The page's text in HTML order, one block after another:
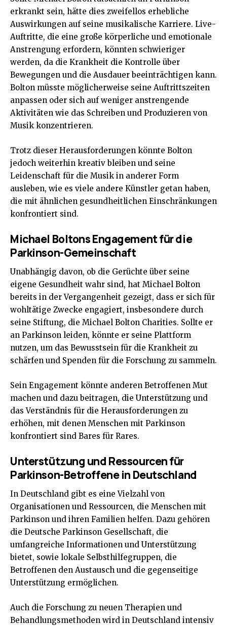
erkrankt sein, hätte dies zweifellos erhebliche
Auswirkungen auf seine musikalische Karriere. Live-
Auftritte, die eine große körperliche und emotionale
Anstrengung erfordern, könnten schwieriger
werden, da die Krankheit die Kontrolle über
Bewegungen und die Ausdauer beeinträchtigen kann.
Bolton müsste möglicherweise seine Auftrittszeiten
anpassen oder sich auf weniger anstrengende
Aktivitäten wie das Schreiben und Produzieren von
Musik konzentrieren.
Trotz dieser Herausforderungen könnte Bolton
jedoch weiterhin kreativ bleiben und seine
Leidenschaft für die Musik in anderer Form
ausleben, wie es viele andere Künstler getan haben,
die mit ähnlichen gesundheitlichen Einschränkungen
konfrontiert sind.
Michael Boltons Engagement für die
Parkinson-Gemeinschaft
Unabhängig davon, ob die Gerüchte über seine
eigene Gesundheit wahr sind, hat Michael Bolton
bereits in der Vergangenheit gezeigt, dass er sich für
wohltätige Zwecke engagiert, insbesondere durch
seine Stiftung, die Michael Bolton Charities. Sollte er
an Parkinson leiden, könnte er seine Plattform
nutzen, um das Bewusstsein für die Krankheit zu
schärfen und Spenden für die Forschung zu sammeln.
Sein Engagement könnte anderen Betroffenen Mut
machen und dazu beitragen, die Unterstützung und
das Verständnis für die Herausforderungen zu
erhöhen, mit denen Menschen mit Parkinson
konfrontiert sind Bares für Rares.
Unterstützung und Ressourcen für
Parkinson-Betroffene in Deutschland
In Deutschland gibt es eine Vielzahl von
Organisationen und Ressourcen, die Menschen mit
Parkinson und ihren Familien helfen. Dazu gehören
die Deutsche Parkinson Gesellschaft, die
umfangreiche Informationen und Unterstützung
bietet, sowie lokale Selbsthilfegruppen, die
Betroffenen den Austausch und die gegenseitige
Unterstützung ermöglichen.
Auch die Forschung zu neuen Therapien und
Behandlungsmethoden wird in Deutschland intensiv